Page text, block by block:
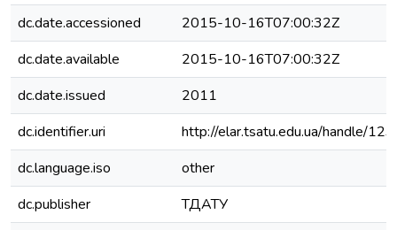
dc.date.accessioned
2015-10-16T07:00:32Z
dc.date.available
2015-10-16T07:00:32Z
dc.date.issued
2011
dc.identifier.uri
http://elar.tsatu.edu.ua/handle/
dc.language.iso
other
dc.publisher
ТДАТУ